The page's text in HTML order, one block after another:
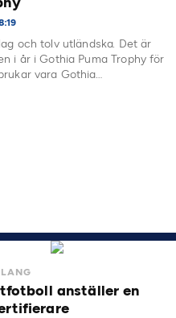
och tolv utländska. Det är
i år i Gothia Puma Trophy för
vara Gothia…
anställer en